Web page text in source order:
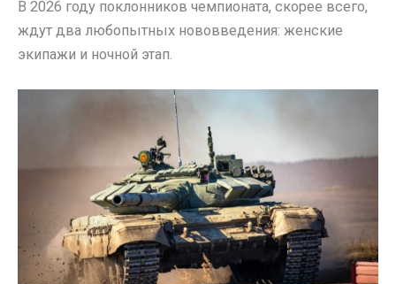
В 2026 году поклонников чемпионата, скорее всего,
ждут два любопытных нововведения: женские
экипажи и ночной этап.